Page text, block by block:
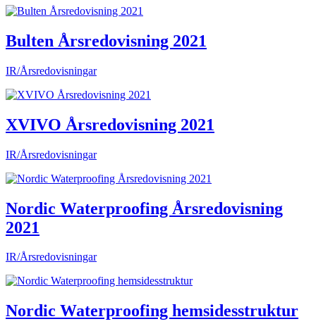
Bulten Årsredovisning 2021
IR/Årsredovisningar
XVIVO Årsredovisning 2021
IR/Årsredovisningar
Nordic Waterproofing Årsredovisning
2021
IR/Årsredovisningar
Nordic Waterproofing hemsidesstruktur